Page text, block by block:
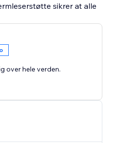
sikrer at alle
over hele verden.